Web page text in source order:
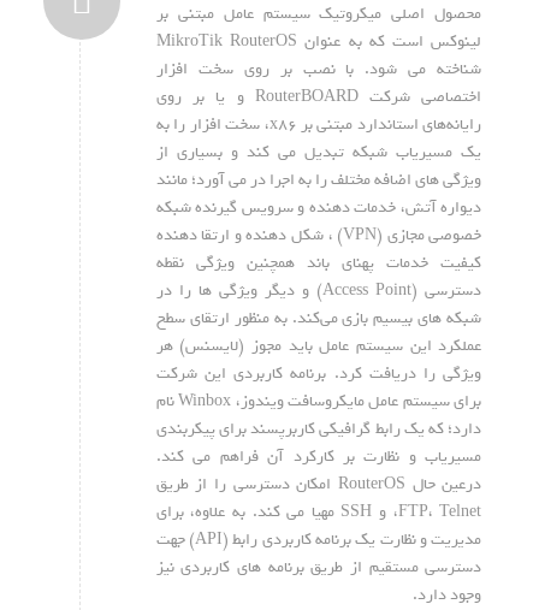
محصول اصلی میکروتیک سیستم عامل مبتنی بر
لینوکس است که به عنوان MikroTik RouterOS
شناخته می شود. با نصب بر روی سخت افزار
اختصاصی شرکت RouterBOARD و یا بر روی
رایانه‌های استاندارد مبتنی بر x86، سخت افزار را به
یک مسیریاب شبکه تبدیل می کند و بسیاری از
ویژگی های اضافه مختلف را به اجرا در می آورد؛ مانند
دیواره آتش، خدمات دهنده و سرویس گیرنده شبکه
خصوصی مجازی (VPN) ، شکل دهنده و ارتقا دهنده
کیفیت خدمات پهنای باند همچنین ویژگی نقطه
دسترسی (Access Point) و دیگر ویژگی ها را در
شبکه های بیسیم بازی می‌کند. به منظور ارتقای سطح
عملکرد این سیستم عامل باید مجوز (لایسنس) هر
ویژگی را دریافت کرد. برنامه کاربردی این شرکت
برای سیستم عامل مایکروسافت ویندوز، Winbox نام
دارد؛ که یک رابط گرافیکی کاربرپسند برای پیکربندی
مسیریاب و نظارت بر کارکرد آن فراهم می کند.
درعین حال RouterOS امکان دسترسی را از طریق
FTP، Telnet، و SSH مهیا می کند. به علاوه، برای
مدیریت و نظارت یک برنامه کاربردی رابط (API) جهت
دسترسی مستقیم از طریق برنامه های کاربردی نیز
وجود دارد.